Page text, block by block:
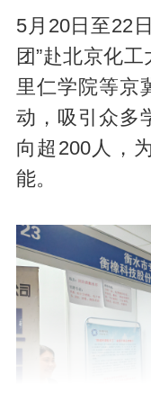
5月20日至22
团”赴北京化
里仁学院等京
动，吸引众多
向超200人，
能。